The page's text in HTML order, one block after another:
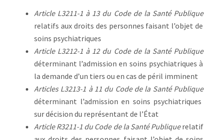
Article L3211-1 à 13 du Code de la Santé Publique
relatifs aux droits des personnes faisant l’objet de
soins psychiatriques
Article L3212-1 à 12 du Code de la Santé Publique
déterminant l’admission en soins psychiatriques à
la demande d’un tiers ou en cas de péril imminent
Articles L3213-1 à 11 du Code de la Santé Publique
déterminant l’admission en soins psychiatriques
sur décision du représentant de l’État
Article R3211-1 du Code de la Santé Publiquerelatif